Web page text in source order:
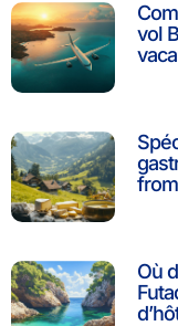
vol
Où